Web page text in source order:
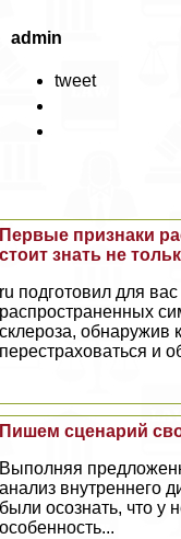
admin
tweet
Первые признаки
стоит знать не
ru подготовил для
распространенных
склероза, обнаружив
перестраховаться и
Пишем сценарий
Выполняя
анализ внутреннего
были осознать, что у
особенность...